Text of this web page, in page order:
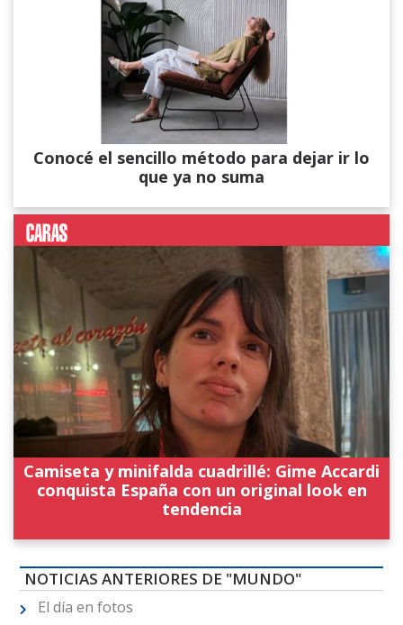
Conocé el sencillo método para dejar ir lo
que ya no suma
Camiseta y minifalda cuadrillé: Gime Accardi
conquista España con un original look en
tendencia
NOTICIAS ANTERIORES DE "MUNDO"
El día en fotos